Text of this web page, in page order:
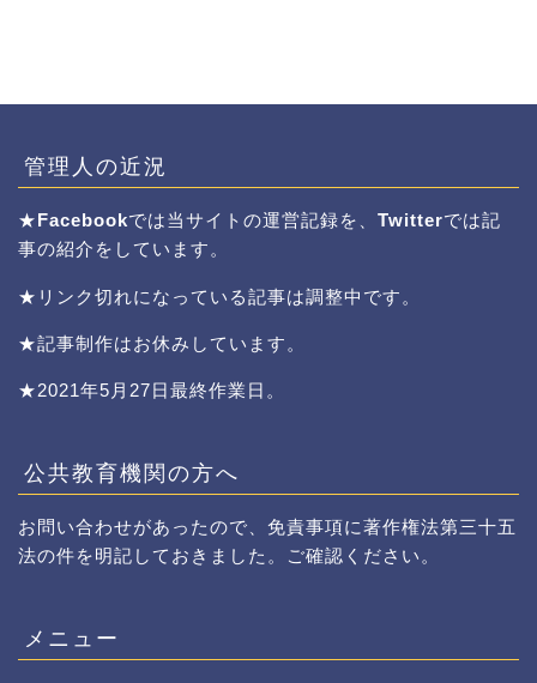
管理人の近況
★ Facebookでは当サイトの運営記録を、 Twitterでは記
事の紹介をしています。
★リンク切れになっている記事は調整中です。
★記事制作はお休みしています。
★2021年5月27日最終作業日。
公共教育機関の方へ
お問い合わせがあったので、免責事項に著作権法第三十五
法の件を明記しておきました。ご確認ください。
メニュー